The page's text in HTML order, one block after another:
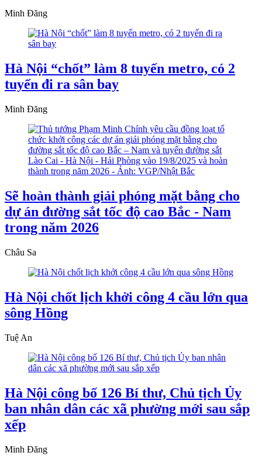
Minh Đăng
Hà Nội “chốt” làm 8 tuyến metro, có 2
tuyến đi ra sân bay
Minh Đăng
Sẽ hoàn thành giải phóng mặt bằng cho
dự án đường sắt tốc độ cao Bắc - Nam
trong năm 2026
Châu Sa
Hà Nội chốt lịch khởi công 4 cầu lớn qua
sông Hồng
Tuệ An
Hà Nội công bố 126 Bí thư, Chủ tịch Ủy
ban nhân dân các xã phường mới sau sắp
xếp
Minh Đăng